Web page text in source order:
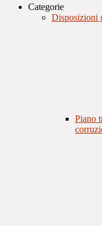
Categorie
Disposizioni
Piano